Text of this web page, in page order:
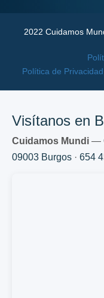
2022 Cuidamos
Política de
Visítanos en
Cuidamos Mundi —
09003 Burgos · 654